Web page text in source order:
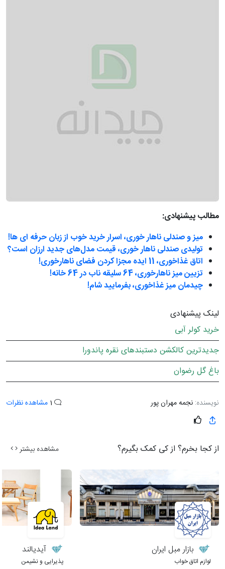
مطالب پیشنهادی:
میز و صندلی ناهار خوری، اسرار خرید خوب از زبان حرفه ای ها!
تولیدی صندلی ناهار خوری، قیمت مدل‌های جدید ارزان است؟
اتاق غذاخوری، 11 ایده مجزا کردن فضای ناهارخوری!
تزیین میز ناهارخوری، 64 سلیقه ناب در 64 خانه!
چیدمان میز غذاخوری، بفرمایید شام!
لینک پیشنهادی
خرید کولر آبی
جدیدترین کالکشن دستبندهای نقره پاندورا
باغ گل رضوان
نویسنده: نجمه مهران پور مشاهده نظرات
از کجا بخرم؟ از کی کمک بگیرم؟ مشاهده بیشتر
بازار مبل ایران
لوازم اتاق خواب
آیدیالند
پذیرایی و نشیمن